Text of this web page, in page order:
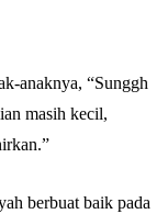
anaknya, “Sunggh
masih kecil,
berbuat baik pada